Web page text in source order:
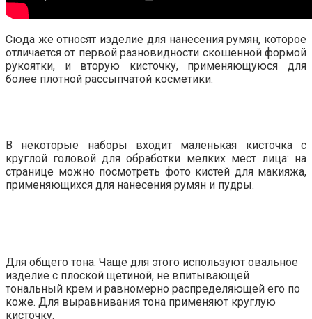
Сюда же относят изделие для нанесения румян, которое
отличается от первой разновидности скошенной формой
рукоятки, и вторую кисточку, применяющуюся для
более плотной рассыпчатой косметики.
В некоторые наборы входит маленькая кисточка с
круглой головой для обработки мелких мест лица: на
странице можно посмотреть фото кистей для макияжа,
применяющихся для нанесения румян и пудры.
Для общего тона. Чаще для этого используют овальное
изделие с плоской щетиной, не впитывающей
тональный крем и равномерно распределяющей его по
коже. Для выравнивания тона применяют круглую
кисточку.